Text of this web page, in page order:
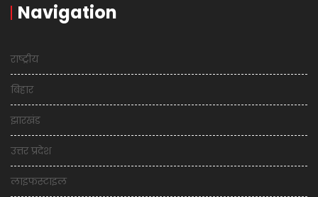
Navigation
राष्ट्रीय
बिहार
झारखंड
उत्तर प्रदेश
लाइफस्टाइल